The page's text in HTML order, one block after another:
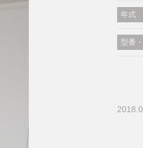
年式
型番